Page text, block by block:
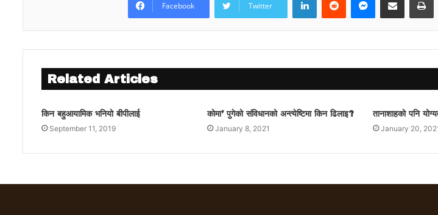
Facebook Twitter
Related Articles
किन बहुआयामिक भनियो बीपीलाई
September 11, 2019
कोमा’ पुगेको संविधानको अन्त्येष्टिमा किन ढिलाइ?
January 8, 2021
तानाशाहको पनि
January 20,